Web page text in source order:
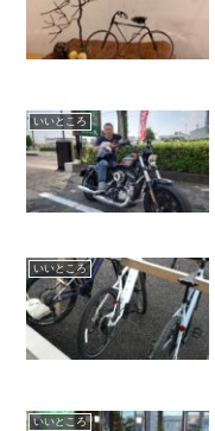
いいところ
いいところ
いいところ